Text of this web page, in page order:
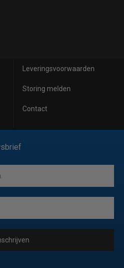
Leveringsvoorwaarden
Storing melden
Contact